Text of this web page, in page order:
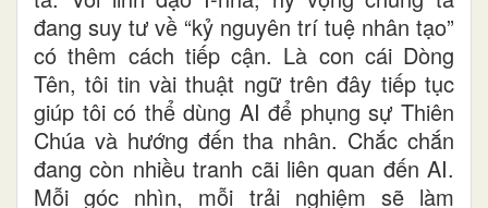
đang suy tư về “kỷ nguyên trí tuệ nhân tạo”
có thêm cách tiếp cận. Là con cái Dòng
Tên, tôi tin vài thuật ngữ trên đây tiếp tục
giúp tôi có thể dùng AI để phụng sự Thiên
Chúa và hướng đến tha nhân. Chắc chắn
đang còn nhiều tranh cãi liên quan đến AI.
Mỗi góc nhìn, mỗi trải nghiệm sẽ làm